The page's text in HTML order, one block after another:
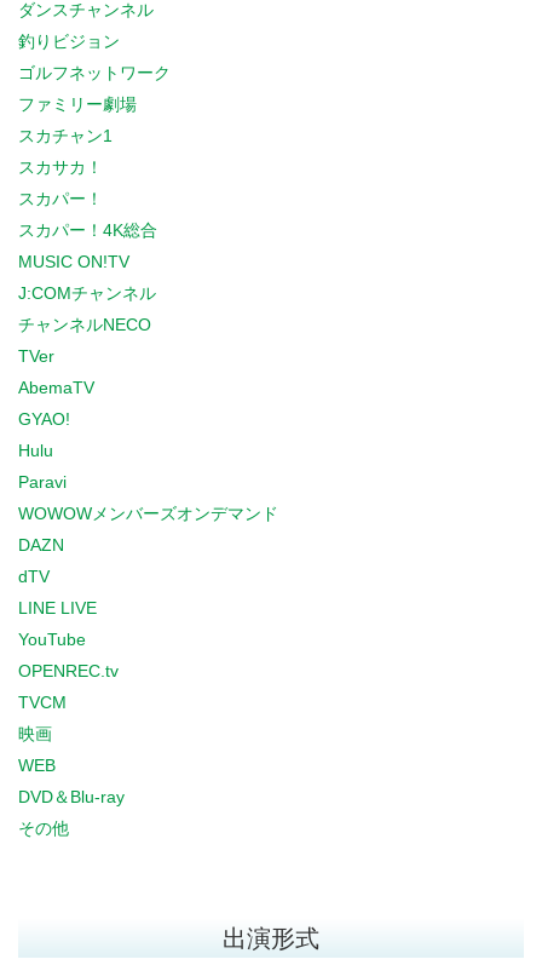
ダンスチャンネル
釣りビジョン
ゴルフネットワーク
ファミリー劇場
スカチャン1
スカサカ！
スカパー！
スカパー！4K総合
MUSIC ON!TV
J:COMチャンネル
チャンネルNECO
TVer
AbemaTV
GYAO!
Hulu
Paravi
WOWOWメンバーズオンデマンド
DAZN
dTV
LINE LIVE
YouTube
OPENREC.tv
TVCM
映画
WEB
DVD＆Blu-ray
その他
出演形式